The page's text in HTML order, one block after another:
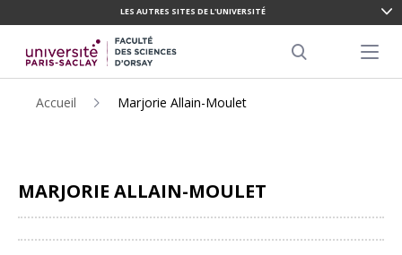
CONTENU
PRINCIPAL
LES AUTRES SITES DE L'UNIVERSITÉ
Menu
Accueil Marjorie Allain-Moulet
MARJORIE ALLAIN-MOULET